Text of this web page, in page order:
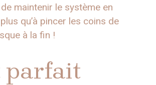
maintenir le système en
qu’à pincer les coins de
à la fin !
parfait